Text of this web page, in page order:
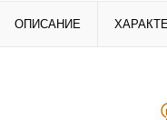
ОПИСАНИЕ